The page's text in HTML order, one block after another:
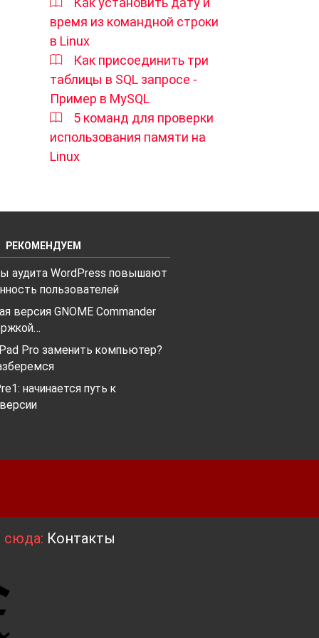
время из командной строки
в Linux
Как присоединить три
таблицы в SQL запросе -
Пример в MySQL
5 команд для проверки
использования памяти на
Linux
РЕКОМЕНДУЕМ
аудита WordPress повышают
пользователей
версия GNOME Commander
Pro заменить компьютер?
начинается путь к
сюда: Контакты